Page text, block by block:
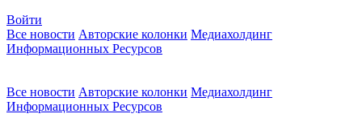
Войти
Все новости Авторские колонки Медиахолдинг
Информационных Ресурсов
Все новости Авторские колонки Медиахолдинг
Информационных Ресурсов